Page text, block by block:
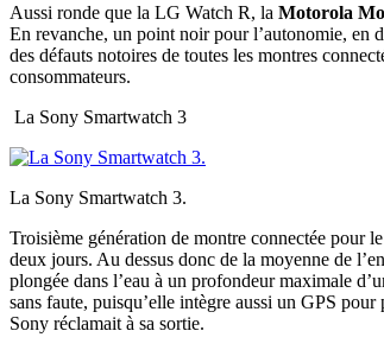
Aussi ronde que la LG Watch R, la Motorola
En revanche, un point noir pour l’autonomie, en
des défauts notoires de toutes les montres
consommateurs.
La Sony Smartwatch 3
La Sony Smartwatch 3.
Troisième génération de montre connectée pour
deux jours. Au dessus donc de la moyenne de
plongée dans l’eau à un profondeur maximale
sans faute, puisqu’elle intègre aussi un GPS
Sony réclamait à sa sortie.